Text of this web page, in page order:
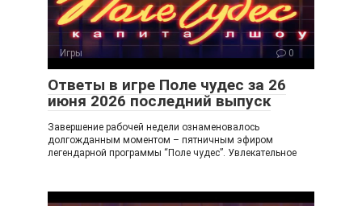
Игры 0
Ответы в игре Поле чудес за 26
июня 2026 последний выпуск
Завершение рабочей недели ознаменовалось
долгожданным моментом – пятничным эфиром
легендарной программы “Поле чудес”. Увлекательное